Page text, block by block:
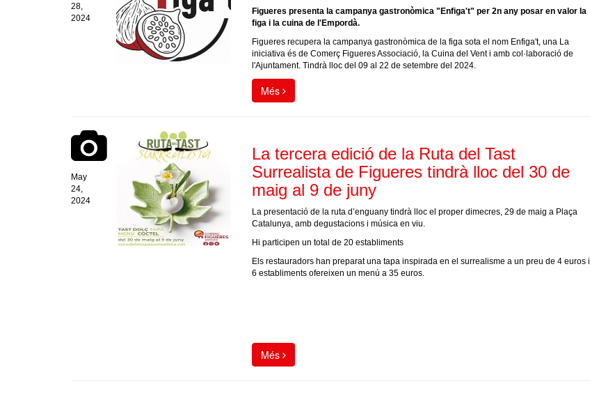
28,
2024
Figueres presenta la campanya gastronòmica "Enfiga't" per 2n any posar en valor la
figa i la cuina de l'Empordà.
Figueres recupera la campanya gastronòmica de la figa sota el nom Enfiga't, una La
iniciativa és de Comerç Figueres Associació, la Cuina del Vent i amb col·laboració de
l'Ajuntament. Tindrà lloc del 09 al 22 de setembre del 2024.
Més
May
24,
2024
La tercera edició de la Ruta del Tast
Surrealista de Figueres tindrà lloc del 30 de
maig al 9 de juny
La presentació de la ruta d’enguany tindrà lloc el proper dimecres, 29 de maig a Plaça
Catalunya, amb degustacions i música en viu.
Hi participen un total de 20 establiments
Els restauradors han preparat una tapa inspirada en el surrealisme a un preu de 4 euros i
6 establiments ofereixen un menú a 35 euros.
Més